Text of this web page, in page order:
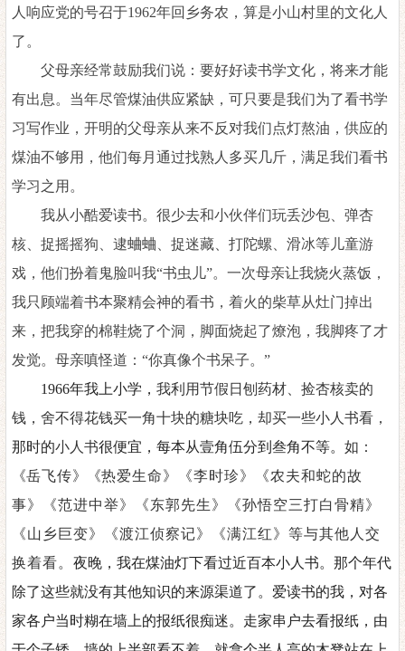
人响应党的号召于1962年回乡务农，算是小山村里的文化人
了。
父母亲经常鼓励我们说：要好好读书学文化，将来才能
有出息。当年尽管煤油供应紧缺，可只要是我们为了看书学
习写作业，开明的父母亲从来不反对我们点灯熬油，供应的
煤油不够用，他们每月通过找熟人多买几斤，满足我们看书
学习之用。
我从小酷爱读书。很少去和小伙伴们玩丢沙包、弹杏
核、捉摇摇狗、逮蛐蛐、捉迷藏、打陀螺、滑冰等儿童游
戏，他们扮着鬼脸叫我“书虫儿”。一次母亲让我烧火蒸饭，
我只顾端着书本聚精会神的看书，着火的柴草从灶门掉出
来，把我穿的棉鞋烧了个洞，脚面烧起了燎泡，我脚疼了才
发觉。母亲嗔怪道：“你真像个书呆子。”
1966年我上小学，我利用节假日刨药材、捡杏核卖的
钱，舍不得花钱买一角十块的糖块吃，却买一些小人书看，
那时的小人书很便宜，每本从壹角伍分到叁角不等。如：
《岳飞传》《热爱生命》《李时珍》《农夫和蛇的故
事》《范进中举》《东郭先生》《孙悟空三打白骨精》
《山乡巨变》《渡江侦察记》《满江红》等与其他人交
换着看。夜晚，我在煤油灯下看过近百本小人书。那个年代
除了这些就没有其他知识的来源渠道了。爱读书的我，对各
家各户当时糊在墙上的报纸很痴迷。走家串户去看报纸，由